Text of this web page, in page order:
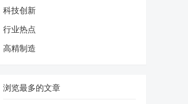
科技创新
行业热点
高精制造
浏览最多的文章